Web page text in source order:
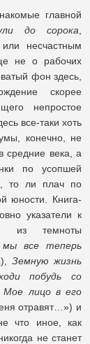
главной
до сорока
несчастным
не о рабочих
фон здесь,
скорее
непростое
все-таки хоть
конечно, не
средние века, а
по усопшей
то ли плач по
юности. Книга-
указатели к
из темноты
мы все теперь
Земную жизнь
побудь со
Мое лицо в его
отравят…») и
что иное, как
не станет